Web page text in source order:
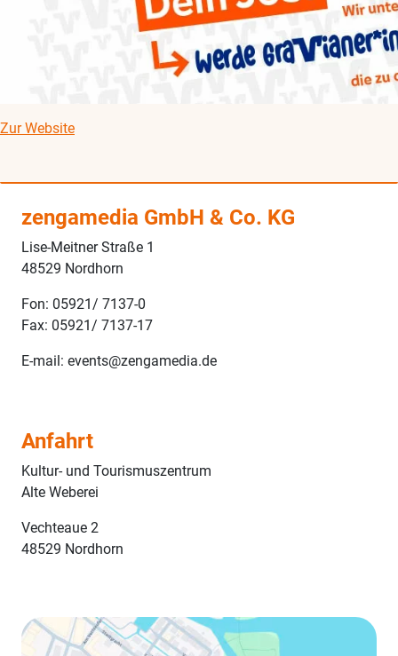
Zur Website
zengamedia GmbH & Co. KG
Lise-Meitner Straße 1
48529 Nordhorn
Fon: 05921/ 7137-0
Fax: 05921/ 7137-17
E-mail: events@zengamedia.de
Anfahrt
Kultur- und Tourismuszentrum
Alte Weberei
Vechteaue 2
48529 Nordhorn